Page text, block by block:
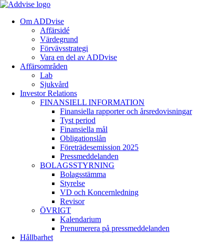
Om ADDvise
Affärsidé
Värdegrund
Förvävsstrategi
Vara en del av ADDvise
Affärsområden
Lab
Sjukvård
Investor Relations
FINANSIELL INFORMATION
Finansiella rapporter och årsredovisningar
Tyst period
Finansiella mål
Obligationslån
Företrädesemission 2025
Pressmeddelanden
BOLAGSSTYRNING
Bolagsstämma
Styrelse
VD och Koncernledning
Revisor
ÖVRIGT
Kalendarium
Prenumerera på pressmeddelanden
Hållbarhet